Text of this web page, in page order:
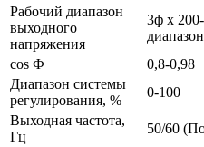
Рабочий диапазон
выходного
напряжения
3ф х
cos Ф
0,8-0,98
Диапазон системы
регулирования, %
0-100
Выходная частота,
Гц
50/60